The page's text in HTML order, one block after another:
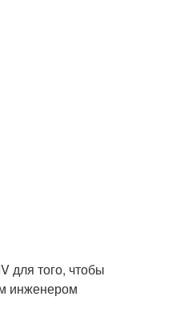
для того, чтобы
инженером